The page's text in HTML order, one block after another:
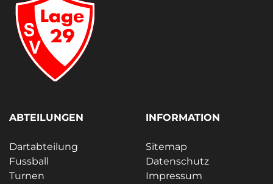
ABTEILUNGEN
Dartabteilung
Fussball
Turnen
INFORMATION
Sitemap
Datenschutz
Impressum